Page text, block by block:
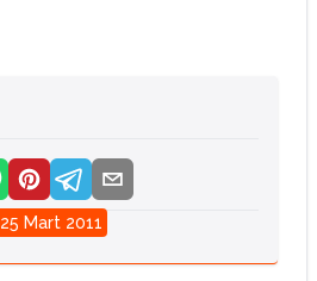
25 Mart 2011